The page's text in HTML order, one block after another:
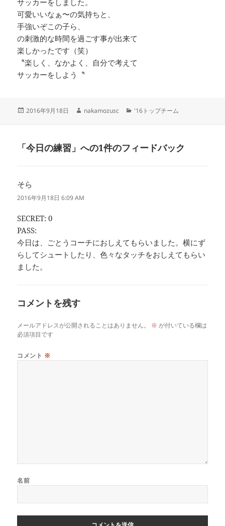
可愛いいなぁ〜の気持ちと、
手強いぞこの子ら、
の刺激的な時間を過ごす事が出来て
楽しかったです（笑）
〝楽しく、なかよく、自分で考えて
サッカーをしよう〝
投
2016年9月18日
作
nakamozusc
カ
ー
'16トップチーム
「今日の練習」への1件のフィードバック
そら
り:
2016年9月18日 6:09 AM
SECRET: 0
PASS:
今日は、ごとうコーチにおしえてもらいました。横にず
らしてシュートしたり、色々なタッチをおしえてもらい
ました。
コメントを残す
メールアドレスが公開されることはありません。 ※ が付いている欄は
必須項目です
コメント ※
名前